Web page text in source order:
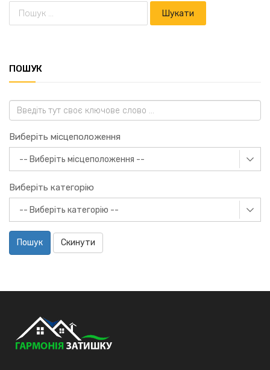
ПОШУК
Виберіть місцеположення
Виберіть категорію
Пошук Скинути